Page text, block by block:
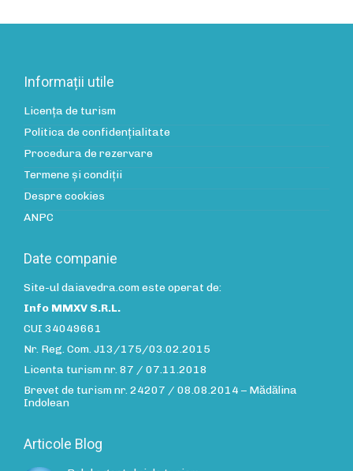
Informații utile
Licența de turism
Politica de confidenţialitate
Procedura de rezervare
Termene și condiții
Despre cookies
ANPC
Date companie
Site-ul daiavedra.com este operat de:
Info MMXV S.R.L.
CUI 34049661
Nr. Reg. Com. J13/175/03.02.2015
Licenta turism nr. 87 / 07.11.2018
Brevet de turism nr. 24207 / 08.08.2014 – Mădălina
Indolean
Articole Blog